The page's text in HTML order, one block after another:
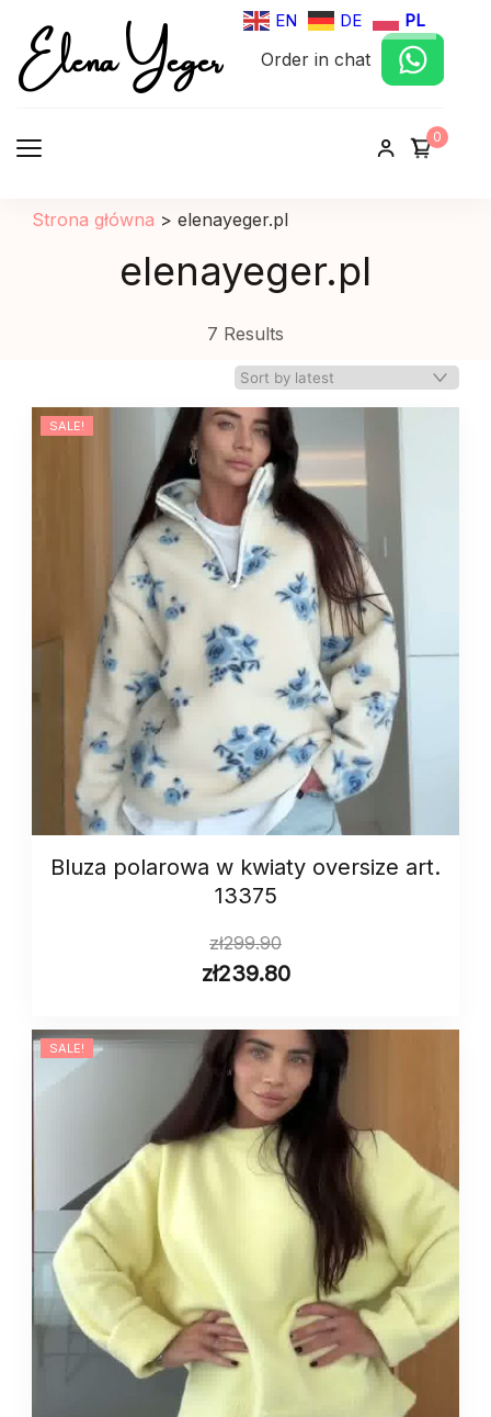
EN DE PL
Elena Yeger
Sklep internetowy odziez damska
Order in chat
0
Strona główna > elenayeger.pl
elenayeger.pl
7 Results
SALE!
Bluza polarowa w kwiaty oversize art.
13375
zł299.90
zł239.80
SALE!